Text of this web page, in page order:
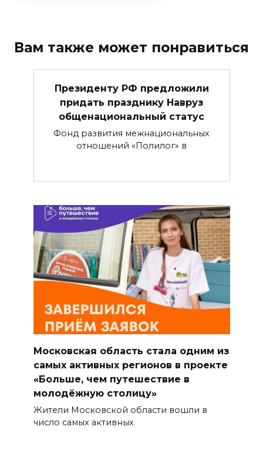
Вам также может понравиться
Президенту РФ предложили
придать празднику Навруз
общенациональный статус
Фонд развития межнациональных
отношений «Полилог» в
Московская область стала одним из
самых активных регионов в проекте
«Больше, чем путешествие в
молодёжную столицу»
Жители Московской области вошли в
число самых активных